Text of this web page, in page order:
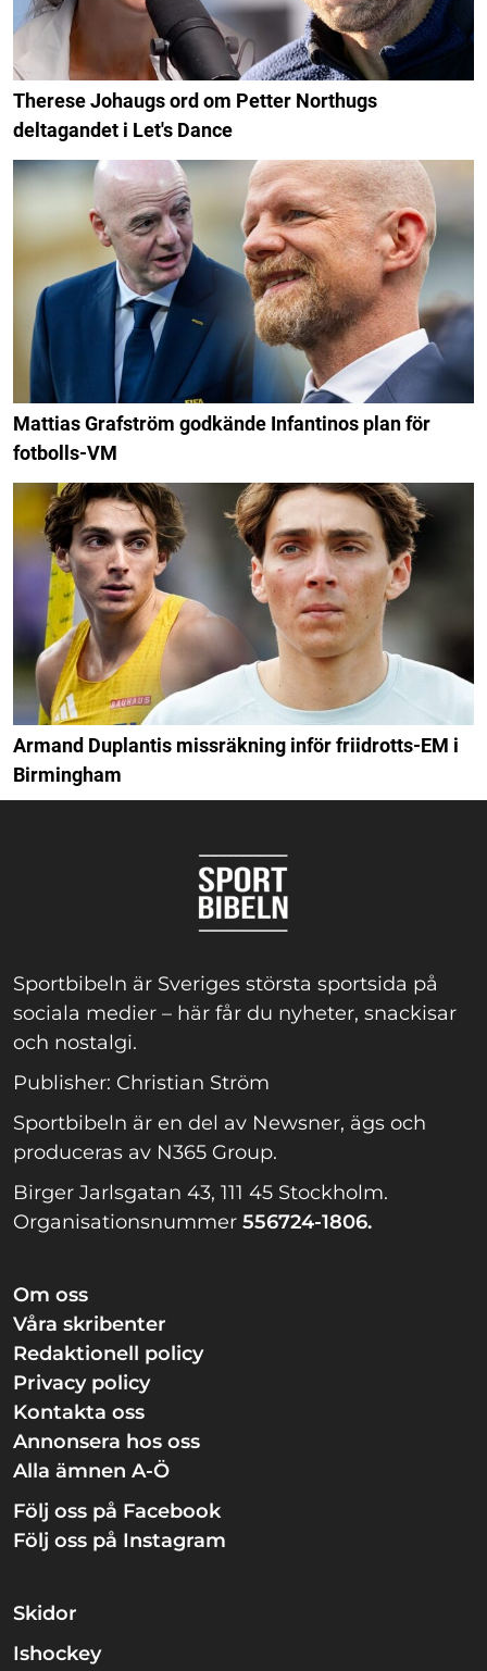
Therese Johaugs ord om Petter Northugs
deltagandet i Let's Dance
Mattias Grafström godkände Infantinos plan för
fotbolls-VM
Armand Duplantis missräkning inför friidrotts-EM i
Birmingham
Sportbibeln är Sveriges största sportsida på
sociala medier – här får du nyheter, snackisar
och nostalgi.
Publisher: Christian Ström
Sportbibeln är en del av Newsner, ägs och
produceras av N365 Group.
Birger Jarlsgatan 43, 111 45 Stockholm.
Organisationsnummer 556724-1806.
Om oss
Våra skribenter
Redaktionell policy
Privacy policy
Kontakta oss
Annonsera hos oss
Alla ämnen A-Ö
Följ oss på Facebook
Följ oss på Instagram
Skidor
Ishockey